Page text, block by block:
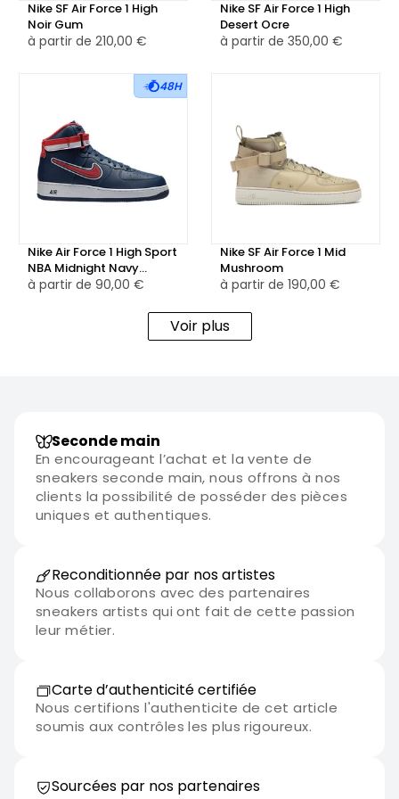
Nike SF Air Force 1 High
Noir Gum
à partir de 210,00 €
Nike SF Air Force 1 High
Desert Ocre
à partir de 350,00 €
48H
Nike Air Force 1 High Sport
NBA Midnight Navy
University Red
à partir de 90,00 €
Nike SF Air Force 1 Mid
Mushroom
à partir de 190,00 €
Voir plus
Seconde main
En encourageant l’achat et la vente de
sneakers seconde main, nous offrons à nos
clients la possibilité de posséder des pièces
uniques et authentiques.
Reconditionnée par nos artistes
Nous collaborons avec des partenaires
sneakers artists qui ont fait de cette passion
leur métier.
Carte d’authenticité certifiée
Nous certifions l'authenticite de cet article
soumis aux contrôles les plus rigoureux.
Sourcées par nos partenaires